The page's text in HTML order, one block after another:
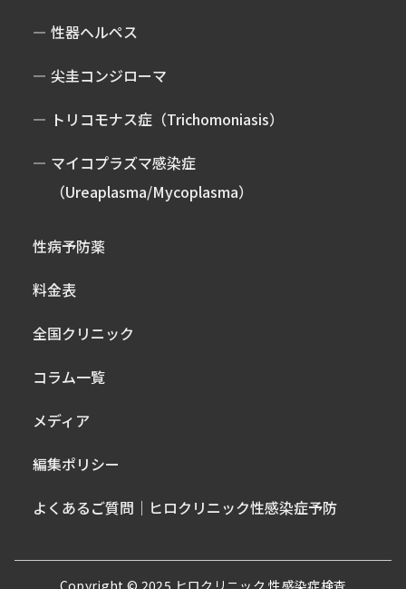
性器ヘルペス
尖圭コンジローマ
トリコモナス症（Trichomoniasis）
マイコプラズマ感染症
（Ureaplasma/Mycoplasma）
性病予防薬
料金表
全国クリニック
コラム一覧
メディア
編集ポリシー
よくあるご質問｜ヒロクリニック性感染症予防
Copyright © 2025 ヒロクリニック 性感染症検査